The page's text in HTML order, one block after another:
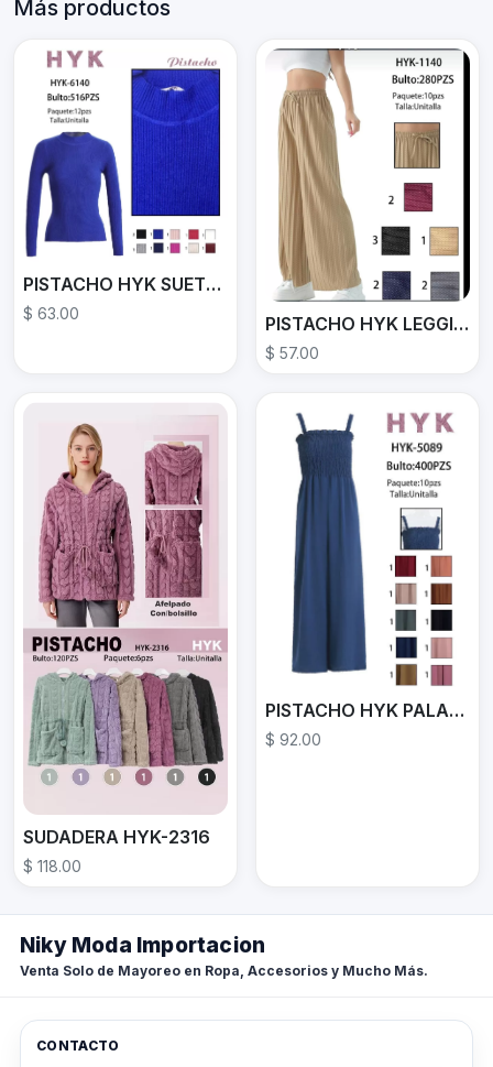
Más productos
PISTACHO HYK SUETER HYK-6140
$ 63.00 PISTACHO HYK LEGGINS HYK-1140
$ 57.00
SUDADERA HYK-2316
$ 118.00
PISTACHO HYK PALAZZO HYK-5089
$ 92.00
Niky Moda Importacion
Venta Solo de Mayoreo en Ropa, Accesorios y Mucho Más.
CONTACTO